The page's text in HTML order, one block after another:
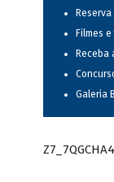
Filmes
Receba
Galeria